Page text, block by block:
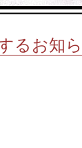
るお知